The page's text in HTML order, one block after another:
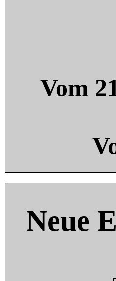
Vom
Neue